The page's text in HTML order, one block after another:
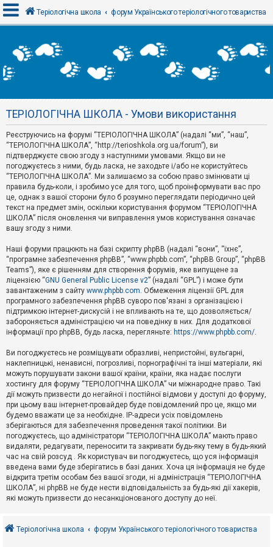
х
і
Р
є
с
т
р
а
ц
я
Т
м
и
б
е
з
в
і
д
п
о
в
д
й
А
к
т
и
в
н
т
е
м
и
о
Теріологічна школа форум Українського теріологічного товариства
ТЕРІОЛОГІЧНА ШКОЛА - Умови використання
Реєструючись на форумі “ТЕРІОЛОГІЧНА ШКОЛА” (надалі “ми”, “наш”,
“ТЕРІОЛОГІЧНА ШКОЛА”, “http://terioshkola.org.ua/forum”), ви
підтверджуєте свою згоду з наступними умовами. Якщо ви не
погоджуєтесь з ними, будь ласка, не заходьте і/або не користуйтесь
“ТЕРІОЛОГІЧНА ШКОЛА”. Ми залишаємо за собою право змінювати ці
правила будь-коли, і зробимо усе для того, щоб проінформувати вас про
це, однак з вашої сторони було б розумно переглядати періодично цей
текст на предмет змін, оскільки користування форумом “ТЕРІОЛОГІЧНА
ШКОЛА” після оновлення чи виправлення умов користування означає
вашу згоду з ними.
Наші форуми працюють на базі скрипту phpBB (надалі “вони”, “їхнє”,
“програмне забезпечення phpBB”, “www.phpbb.com”, “phpBB Group”, “phpBB
Teams”), яке є рішенням для створення форумів, яке випущене за
ліцензією “GNU General Public License v2” (надалі “GPL”) і може бути
завантаженим з сайту www.phpbb.com. Обмеження ліцензії GPL для
програмного забезпечення phpBB суворо пов'язані з організацією і
підтримкою інтернет-дискусій і не впливають на те, що дозволяється/
забороняється адміністрацією чи на поведінку в них. Для додаткової
інформації про phpBB, будь ласка, перегляньте: https://www.phpbb.com/.
Ви погоджуєтесь не розміщувати образливі, непристойні, вульгарні,
наклепницькі, ненависні, погрозливі, порнографічні та інші матеріали, які
можуть порушувати закони вашої країни, країни, яка надає послуги
хостингу для форуму “ТЕРІОЛОГІЧНА ШКОЛА” чи міжнародне право. Такі
дії можуть призвести до негайної і постійної відмови у доступі до форуму,
при цьому ваш інтернет-провайдер буде повідомлений про це, якщо ми
будемо вважати це за необхідне. IP-адреси усіх повідомлень
зберігаються для забезпечення проведення такої політики. Ви
погоджуєтесь, що адміністратори “ТЕРІОЛОГІЧНА ШКОЛА” мають право
видаляти, редагувати, переносити та закривати будь-яку тему в будь-який
час на свій розсуд . Як користувач ви погоджуєтесь, що уся інформація
введена вами буде зберігатись в базі даних. Хоча ця інформація не буде
відкрита третім особам без вашої згоди, ні адміністрація “ТЕРІОЛОГІЧНА
ШКОЛА”, ні phpBB не буде нести відповідальність за будь-які дії хакерів,
які можуть призвести до несанкціонованого доступу до неї.
Теріологічна школа форум Українського теріологічного товариства